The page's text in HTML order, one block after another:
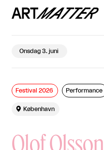
Onsdag 3. juni
Olof
Festival 2026 Performance
 København